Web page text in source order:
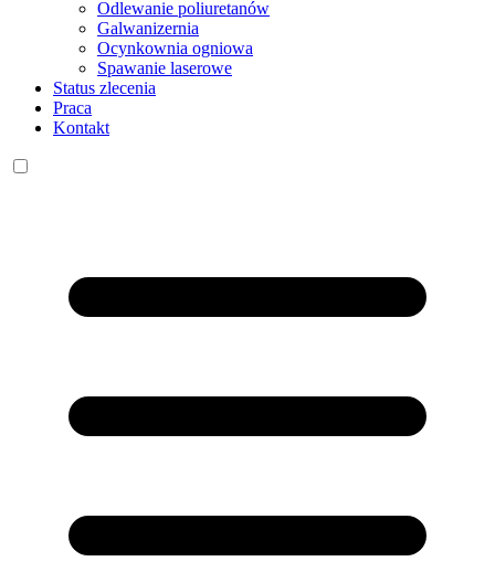
Odlewanie poliuretanów
Galwanizernia
Ocynkownia ogniowa
Spawanie laserowe
Status zlecenia
Praca
Kontakt